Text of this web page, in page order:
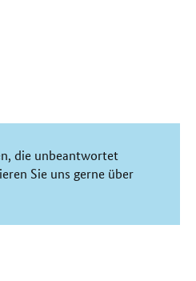
die unbeantwortet
Sie uns gerne über